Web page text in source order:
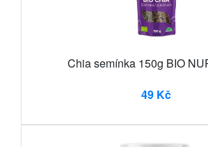
Chia semínka 150g BIO
49 Kč